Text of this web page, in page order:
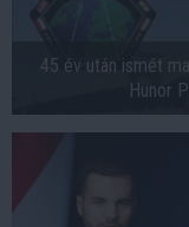
45 év után ismét
Hunor